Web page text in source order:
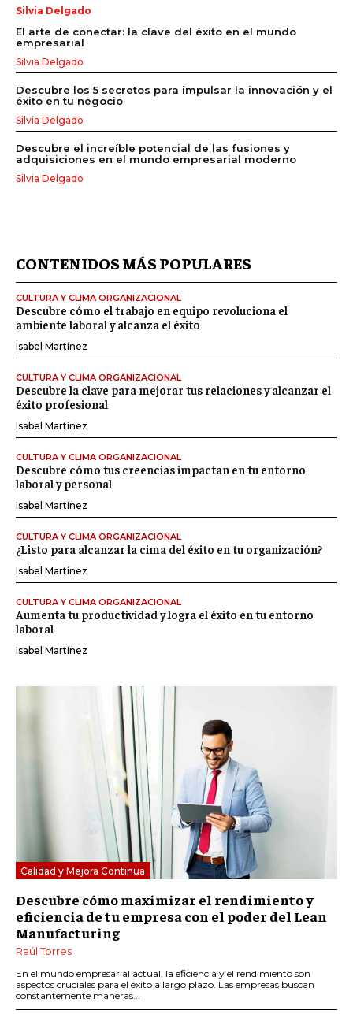
Silvia Delgado
El arte de conectar: la clave del éxito en el mundo
empresarial
Silvia Delgado
Descubre los 5 secretos para impulsar la innovación y el
éxito en tu negocio
Silvia Delgado
Descubre el increíble potencial de las fusiones y
adquisiciones en el mundo empresarial moderno
Silvia Delgado
CONTENIDOS MÁS POPULARES
CULTURA Y CLIMA ORGANIZACIONAL
Descubre cómo el trabajo en equipo revoluciona el
ambiente laboral y alcanza el éxito
Isabel Martínez
CULTURA Y CLIMA ORGANIZACIONAL
Descubre la clave para mejorar tus relaciones y alcanzar el
éxito profesional
Isabel Martínez
CULTURA Y CLIMA ORGANIZACIONAL
Descubre cómo tus creencias impactan en tu entorno
laboral y personal
Isabel Martínez
CULTURA Y CLIMA ORGANIZACIONAL
¿Listo para alcanzar la cima del éxito en tu organización?
Isabel Martínez
CULTURA Y CLIMA ORGANIZACIONAL
Aumenta tu productividad y logra el éxito en tu entorno
laboral
Isabel Martínez
Calidad y Mejora Continua
Descubre cómo maximizar el rendimiento y
eficiencia de tu empresa con el poder del Lean
Manufacturing
Raúl Torres
En el mundo empresarial actual, la eficiencia y el rendimiento son
aspectos cruciales para el éxito a largo plazo. Las empresas buscan
constantemente maneras...